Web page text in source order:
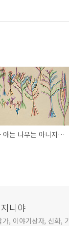
내가 아는 나무는 아니지만 나무에요.
니야
, 이야기상자, 신화,